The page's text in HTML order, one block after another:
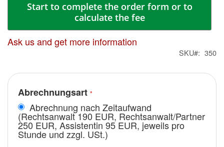
Start to complete the order form or to
calculate the fee
Ask us and get more information
SKU 350
Abrechnungsart
Abrechnung nach Zeitaufwand
(Rechtsanwalt 190 EUR, Rechtsanwalt/Partner
250 EUR, Assistentin 95 EUR, jeweils pro
Stunde und zzgl. USt.)